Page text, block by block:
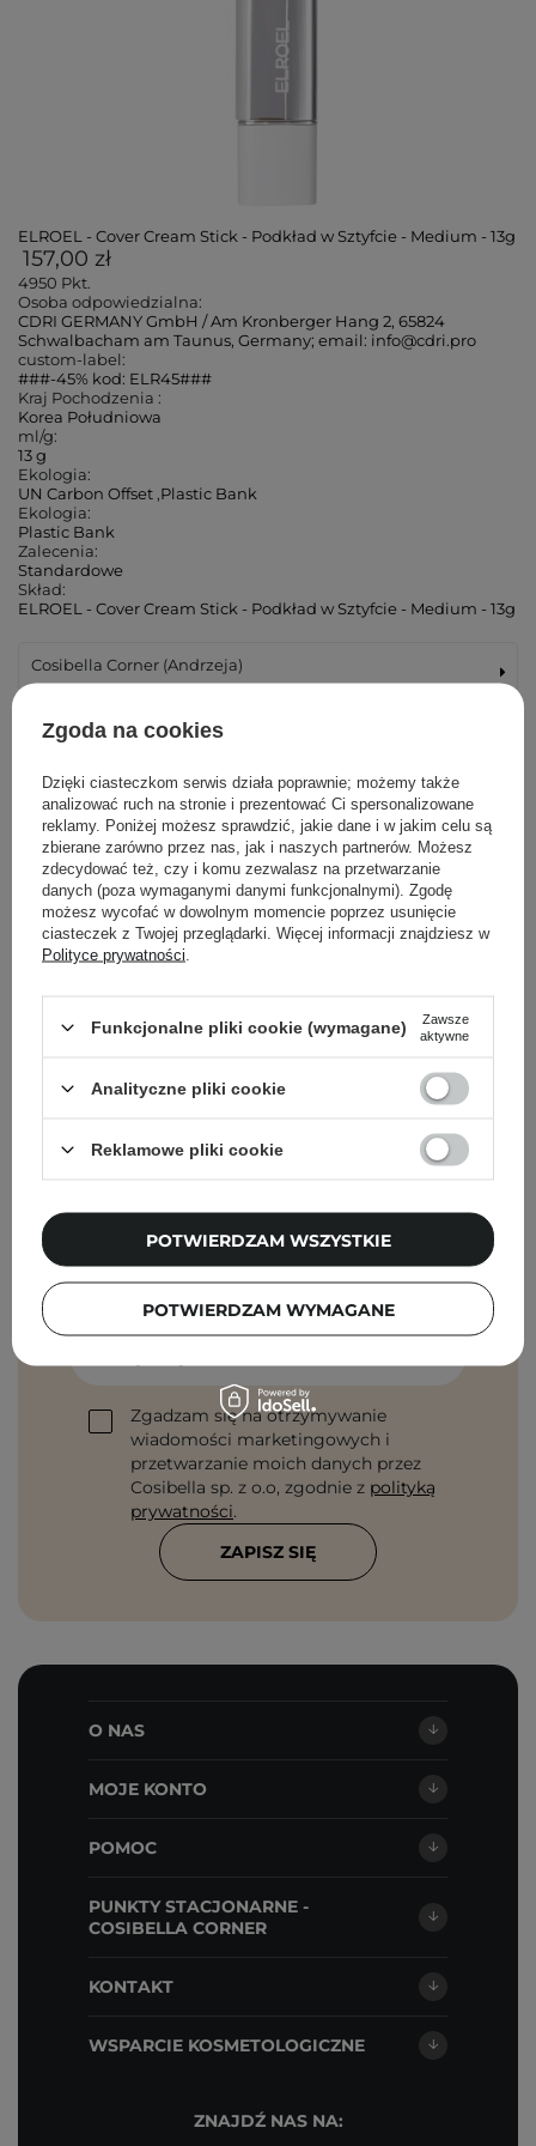
ELROEL - Cover Cream Stick - Podkład w Sztyfcie - Medium - 13g
157,00 zł
4950 Pkt.
Osoba odpowiedzialna:
CDRI GERMANY GmbH / Am Kronberger Hang 2, 65824
Schwalbacham am Taunus, Germany; email: info@cdri.pro
custom-label:
###-45% kod: ELR45###
Kraj Pochodzenia :
Korea Południowa
ml/g:
13 g
Ekologia:
UN Carbon Offset ,Plastic Bank
Ekologia:
Plastic Bank
Zalecenia:
Standardowe
Skład:
ELROEL - Cover Cream Stick - Podkład w Sztyfcie - Medium - 13g
Cosibella Corner (Andrzeja)
Cosibella Corner (Łucka)
Cosibella Corner (Woronicza)
Cosibella Corner (Wileńska)
Cosibella Corner (Bohaterów Warszawy)
Cosibella Corner (Tadeusza Kościuszki)
Pielęgnacyjne checklisty, eksperckie porady,
beauty nowości - prosto na maila!
Zgadzam się na otrzymywanie
wiadomości marketingowych i
przetwarzanie moich danych przez
Cosibella sp. z o.o, zgodnie z polityką
prywatności.
ZAPISZ SIĘ
O NAS
MOJE KONTO
POMOC
PUNKTY STACJONARNE -
COSIBELLA CORNER
KONTAKT
WSPARCIE KOSMETOLOGICZNE
ZNAJDŹ NAS NA:
Zgoda na cookies
Dzięki ciasteczkom serwis działa poprawnie; możemy także
analizować ruch na stronie i prezentować Ci spersonalizowane
reklamy. Poniżej możesz sprawdzić, jakie dane i w jakim celu są
zbierane zarówno przez nas, jak i naszych partnerów. Możesz
zdecydować też, czy i komu zezwalasz na przetwarzanie
danych (poza wymaganymi danymi funkcjonalnymi). Zgodę
możesz wycofać w dowolnym momencie poprzez usunięcie
ciasteczek z Twojej przeglądarki. Więcej informacji znajdziesz w
Polityce prywatności
Funkcjonalne pliki cookie (wymagane)
Zawsze
aktywne
Analityczne pliki cookie
Reklamowe pliki cookie
POTWIERDZAM WYMAGANE
POTWIERDZAM WSZYSTKIE